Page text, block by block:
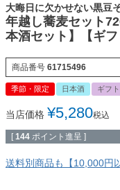
大晦日に欠かせない黒豆
年越し蕎麦セット
本酒セット】【ギフ
商品番号 61715496
季節・限定 日本酒 ギフト
当店価格 ¥5,280税込
[ 144 ポイント進呈 ]
送料別商品も【10,000円